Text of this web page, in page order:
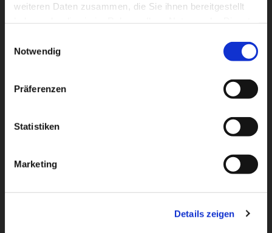
weiteren Daten zusammen, die Sie ihnen bereitgestellt
Notwendig
Präferenzen
Statistiken
Marketing
Details zeigen
Dies könnte Sie auch
interessieren